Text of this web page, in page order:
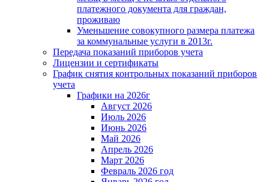
платежного документа для граждан,
проживаю
Уменьшение совокупного размера платежа
за коммунальные услуги в 2013г.
Передача показаний приборов учета
Лицензии и сертификаты
График снятия контрольных показаний приборов
учета
Графики на 2026г
Август 2026
Июль 2026
Июнь 2026
Май 2026
Апрель 2026
Март 2026
Февраль 2026 год